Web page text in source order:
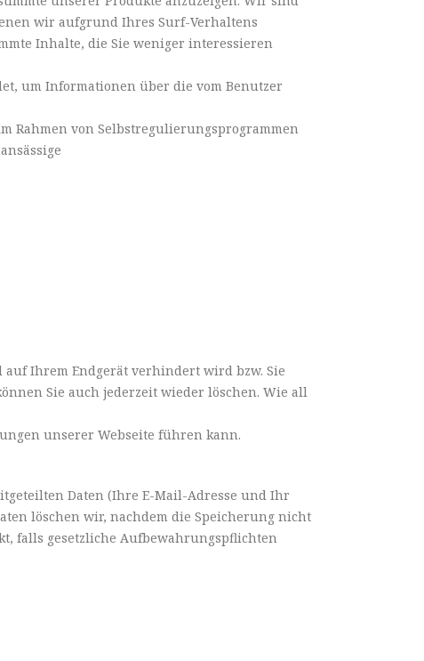
wir aufgrund Ihres Surf-Verhaltens
Inhalte, die Sie weniger interessieren
um Informationen über die vom Benutzer
Rahmen von Selbstregulierungsprogrammen
Ihrem Endgerät verhindert wird bzw. Sie
Sie auch jederzeit wieder löschen. Wie all
unserer Webseite führen kann.
Daten (Ihre E-Mail-Adresse und Ihr
löschen wir, nachdem die Speicherung nicht
falls gesetzliche Aufbewahrungspflichten